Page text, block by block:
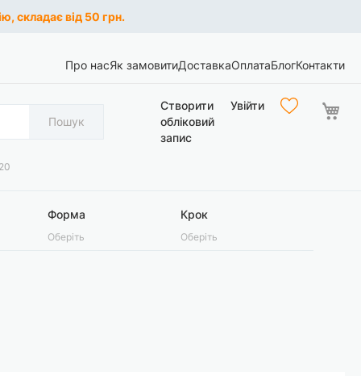
складає від 50 грн.
Про насЯк замовитиДоставкаОплатаБлогКонтакти
Пошук
Створити
обліковий
запис
Увійти
Форма
Оберіть
Крок
Оберіть